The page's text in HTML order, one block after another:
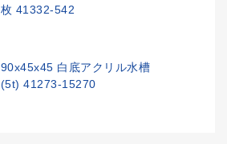
枚 41332-542
90x45x45 白底アクリル水槽
(5t) 41273-15270